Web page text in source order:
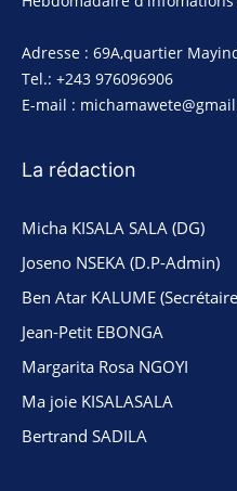
Adresse : 69A,quartier
Tel.: +243 976096906
E-mail :
La rédaction
Micha KISALA SALA (DG)
Joseno NSEKA (D.P-Admin)
Ben Atar KALUME
Jean-Petit EBONGA
Margarita Rosa NGOYI
Ma joie KISALASALA
Bertrand SADILA